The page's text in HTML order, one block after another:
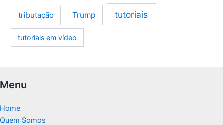
tributação Trump tutoriais
tutoriais em vídeo
Menu
Home
Quem Somos